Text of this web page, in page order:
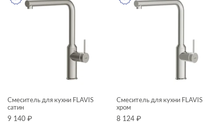
Смеситель для кухни FLAVIS
сатин
9 140 ₽
Смеситель для кухни FLAVIS
хром
8 124 ₽